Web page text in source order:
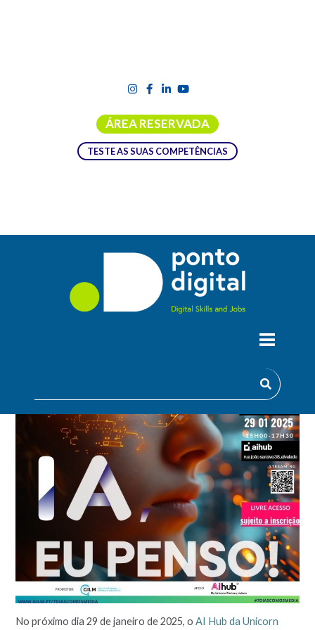
ÁREA RESERVADA
TESTE AS SUAS COMPETÊNCIAS
EVENTO DE LANÇAMENTO DA 13ª
EDIÇÃO DA OPERAÇÃO 7 DIAS COM
OS MEDIA
No próximo dia 29 de janeiro de 2025, oAI Hub da Unicorn